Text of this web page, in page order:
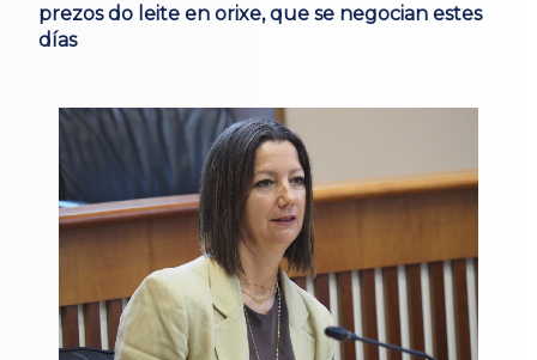
prezos do leite en orixe, que se negocian estes
días